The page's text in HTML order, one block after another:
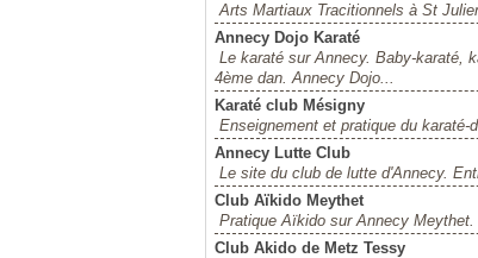
Arts Martiaux Tracitionnels à St
Annecy Dojo Karaté
Le karaté sur Annecy. Baby-karaté,
4ème dan. Annecy Dojo...
Karaté club Mésigny
Enseignement et pratique du karaté-
Annecy Lutte Club
Le site du club de lutte d'Annecy.
Club Aïkido Meythet
Pratique Aïkido sur Annecy
Club Akido de Metz Tessy